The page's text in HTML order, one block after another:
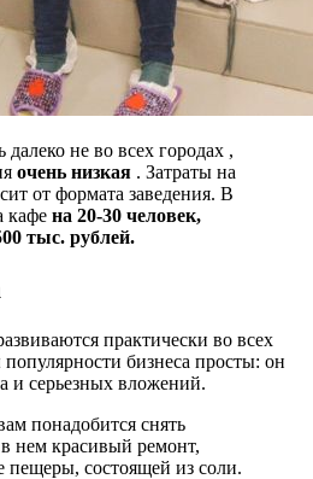
далеко не во всех городах ,
очень низкая . Затраты на
от формата заведения. В
кафе на 20-30 человек,
тыс. рублей.
практически во всех
бизнеса просты: он
и серьезных вложений.
понадобится снять
нем красивый ремонт,
пещеры, состоящей из соли.